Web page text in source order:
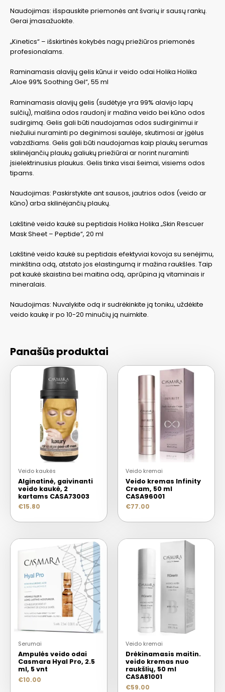
Naudojimas: išspauskite priemonės ant švarių ir sausų rankų.
Gerai įmasažuokite.
„Kinetics“ – išskirtinės kokybės nagų priežiūros priemonės
profesionalams.
Raminamasis alavijų gelis kūnui ir veido odai Holika Holika
„Aloe 99% Soothing Gel“, 55 ml
Raminamasis alavijų gelis (sudėtyje yra 99% alavijo lapų
sulčių), malšina odos raudonį ir mažina veido bei kūno odos
sudirgimą. Gelis gali būti naudojamas odos sudirginimui ir
niežuliui nuraminti po deginimosi saulėje, skutimosi ar įgėlus
vabzdžiams. Gelis gali būti naudojamas kaip plaukų serumas
skilinėjančių plaukų galiukų priežiūrai ar norint nuraminti
įsielektrinusius plaukus. Gelis tinka visai šeimai, visiems odos
tipams.
Naudojimas: Paskirstykite ant sausos, jautrios odos (veido ar
kūno) arba skilinėjančių plaukų.
Lakštinė veido kaukė su peptidais Holika Holika „Skin Rescuer
Mask Sheet – Peptide“, 20 ml
Lakštinė veido kaukė su peptidais efektyviai kovoja su senėjimu,
minkština odą, atstato jos elastingumą ir mažina raukšles. Taip
pat kaukė skaistina bei maitina odą, aprūpina ją vitaminais ir
mineralais.
Naudojimas: Nuvalykite odą ir sudrėkinkite ją toniku, uždėkite
veido kaukę ir po 10-20 minučių ją nuimkite.
Panašūs produktai
Veido kaukės
Alginatinė, gaivinanti
veido kaukė, 2
kartams CASA73003
€15.80
Veido kremai
Veido kremas Infinity
Cream, 50 ml
CASA96001
€77.00
Serumai
Ampulės veido odai
Casmara Hyal Pro, 2.5
ml, 5 vnt
€10.00
Veido kremai
Drėkinamasis maitin.
veido kremas nuo
raukšlių, 50 ml
CASA81001
€59.00